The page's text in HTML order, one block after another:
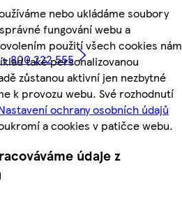
nebo ukládáme soubory
fungování webu a
použití všech cookies nám
také personalizovanou
zůstanou aktivní jen nezbytné
k provozu webu. Své rozhodnutí
ochrany osobních údajů
a cookies v patičce webu.
údaje z
800 222 555